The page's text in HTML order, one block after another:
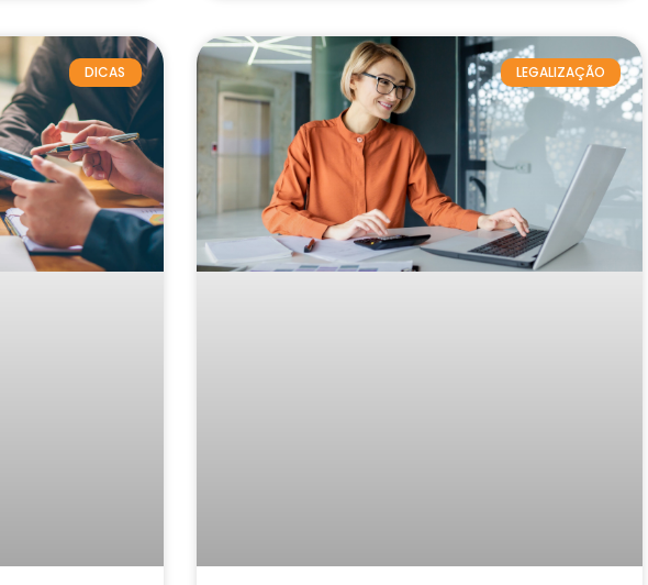
DICAS LEGALIZAÇÃO